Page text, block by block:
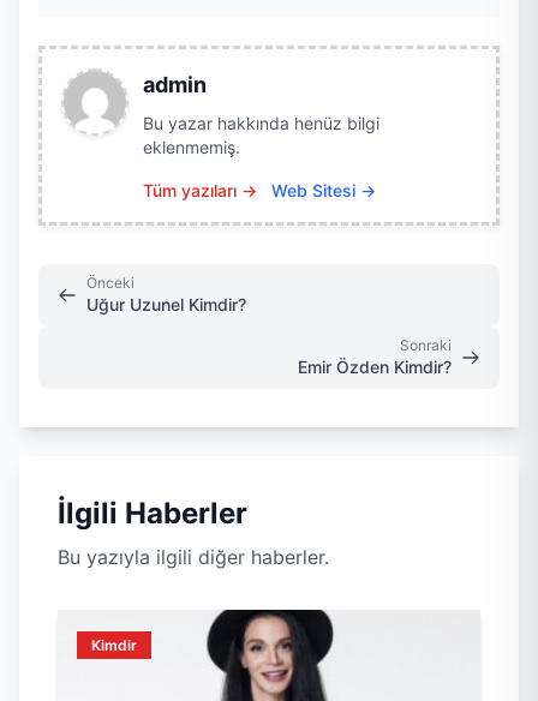
admin
Bu yazar hakkında henüz bilgi
eklenmemiş.
Tüm yazıları → Web Sitesi →
Önceki
Uğur Uzunel Kimdir?
Sonraki
Emir Özden Kimdir?
İlgili Haberler
Bu yazıyla ilgili diğer haberler.
Kimdir